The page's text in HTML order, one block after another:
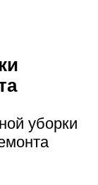
уборки